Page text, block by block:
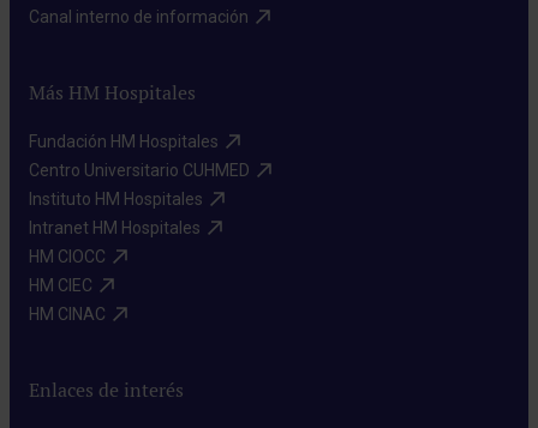
Canal interno de información​
Más HM Hospitales
Fundación HM Hospitales​
Centro Universitario CUHMED​
Instituto HM Hospitales​
Intranet HM Hospitales​
HM CIOCC​
HM CIEC​
HM CINAC​
Enlaces de interés